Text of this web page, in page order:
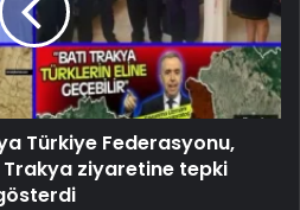
Türkiye Federasyonu,
Trakya ziyaretine tepki